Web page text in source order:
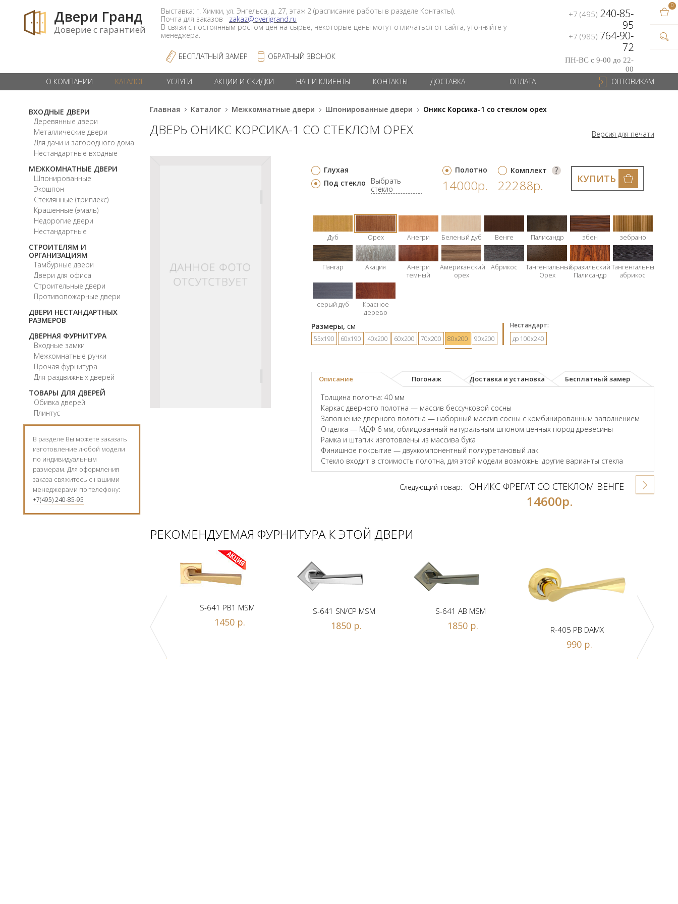
Двери Гранд
Доверие с гарантией
Выставка: г. Химки, ул. Энгельса, д. 27, этаж 2 (расписание работы в разделе Контакты).
Почта для заказов zakaz@dverigrand.ru
В связи с постоянным ростом цен на сырье, некоторые цены могут отличаться от сайта, уточняйте у
менеджера.
БЕСПЛАТНЫЙ ЗАМЕР ОБРАТНЫЙ ЗВОНОК
+7 (495) 240-85-
95
+7 (985) 764-90-
72
ПН-ВС с 9-00 до 22-
00
О КОМПАНИИ КАТАЛОГ УСЛУГИ АКЦИИ И СКИДКИ НАШИ КЛИЕНТЫ КОНТАКТЫ ДОСТАВКА ОПЛАТА ОПТОВИКАМ
ВХОДНЫЕ ДВЕРИ
Деревянные двери
Металлические двери
Для дачи и загородного дома
Нестандартные входные
МЕЖКОМНАТНЫЕ ДВЕРИ
Шпонированные
Экошпон
Стеклянные (триплекс)
Крашенные (эмаль)
Недорогие двери
Нестандартные
СТРОИТЕЛЯМ И
ОРГАНИЗАЦИЯМ
Тамбурные двери
Двери для офиса
Строительные двери
Противопожарные двери
ДВЕРИ НЕСТАНДАРТНЫХ
РАЗМЕРОВ
ДВЕРНАЯ ФУРНИТУРА
Входные замки
Межкомнатные ручки
Прочая фурнитура
Для раздвижных дверей
ТОВАРЫ ДЛЯ ДВЕРЕЙ
Обивка дверей
Плинтус
В разделе Вы можете заказать
изготовление любой модели
по индивидуальным
размерам. Для оформления
заказа свяжитесь с нашими
менеджерами по телефону:
+7(495) 240-85-95
Главная Каталог Межкомнатные двери Шпонированные двери Оникс Корсика-1 со стеклом орех
Версия для печати
ДВЕРЬ ОНИКС КОРСИКА-1 СО СТЕКЛОМ ОРЕХ
Глухая
Под стекло
Выбрать
стекло
КУПИТЬ
Полотно
14000р.
Комплект
22288р.
Дуб Орех Анегри Беленый дуб Венге Палисандр эбен зебрано
Пангар Акация
Анегри
темный
Американский
орех
Абрикос
Тангентальный
Орех
Бразильский
Палисандр
Тангентальный
абрикос
серый дуб
Красное
дерево
Размеры, см
55х190 60х190 40х200 60х200 70х200 80х200 90х200
Hестандарт:
до 100x240
Описание Погонаж Доставка и установка Бесплатный замер
Толщина полотна: 40 мм
Каркас дверного полотна — массив бессучковой сосны
Заполнение дверного полотна — наборный массив сосны с комбинированным заполнением
Отделка — МДФ 6 мм, облицованный натуральным шпоном ценных пород древесины
Рамка и штапик изготовлены из массива бука
Финишное покрытие — двухкомпонентный полиуретановый лак
Стекло входит в стоимость полотна, для этой модели возможны другие варианты стекла
Следующий товар: ОНИКС ФРЕГАТ СО СТЕКЛОМ ВЕНГЕ
14600р.
РЕКОМЕНДУЕМАЯ ФУРНИТУРА К ЭТОЙ ДВЕРИ
S-641 PB1 MSM
1450 р.
S-641 SN/CP MSM
1850 р.
S-641 AB MSM
1850 р. R-405 PB DAMX
990 р.
0
В
на